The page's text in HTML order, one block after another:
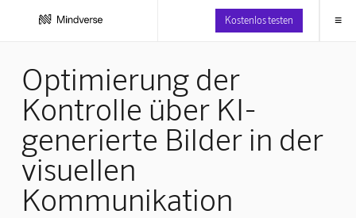
Kostenlos testen ≡
Optimierung der
Kontrolle über KI-
generierte Bilder in der
visuellen
Kommunikation